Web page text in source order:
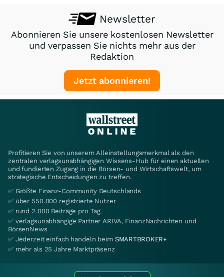
Newsletter
Abonnieren Sie unsere kostenlosen Newsletter
und verpassen Sie nichts mehr aus der
Redaktion
Jetzt abonnieren!
Profitieren Sie von unserem Alleinstellungsmerkmal als den
zentralen verlagsunabhängigen Wissens-Hub für einen aktuellen
und fundierten Zugang in die Börsen- und Wirtschaftswelt, um
strategische Entscheidungen zu treffen.
✅ Größte Finanz-Community Deutschlands
✅ über 550.000 registrierte Nutzer
✅ rund 2.000 Beiträge pro Tag
✅ verlagsunabhängige Partner ARIVA, FinanzNachrichten und
BörsenNews
✅ Jederzeit einfach handeln beim SMARTBROKER+
✅ mehr als 25 Jahre Marktpräsenz